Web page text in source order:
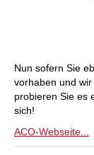
Nun sofern Sie
vorhaben und
probieren Sie es
sich!
ACO-Webseite...